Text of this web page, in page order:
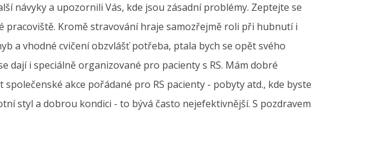
návyky a upozornili Vás, kde jsou zásadní problémy. Zeptejte se
Kromě stravování hraje samozřejmě roli při hubnutí i
a vhodné cvičení obzvlášť potřeba, ptala bych se opět svého
i speciálně organizované pro pacienty s RS. Mám dobré
akce pořádané pro RS pacienty - pobyty atd., kde byste
styl a dobrou kondici - to bývá často nejefektivnější. S pozdravem